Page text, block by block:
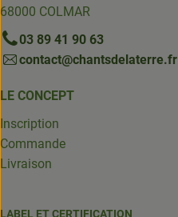
68000 COLMAR
03 89 41 90 63
contact@chantsdelaterre.fr
LE CONCEPT
Inscription
Commande
Livraison
LABEL ET CERTIFICATION